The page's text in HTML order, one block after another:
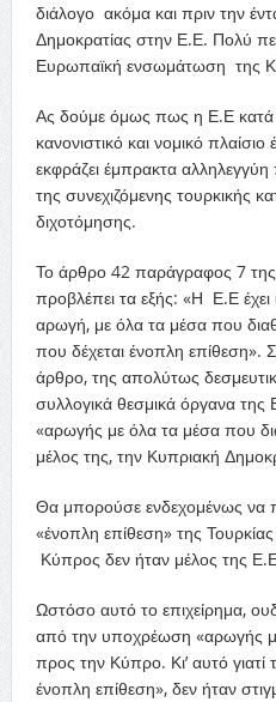
διάλογο ακόμα και πριν την
Δημοκρατίας στην Ε.Ε. Πολύ
Ευρωπαϊκή ενσωμάτωση της
Ας δούμε όμως πως η Ε.Ε κατά
κανονιστικό και νομικό
εκφράζει έμπρακτα
της συνεχιζόμενης τουρκικής
διχοτόμησης.
Το άρθρο 42 παράγραφος 7
προβλέπει τα εξής: «Η Ε.Ε
αρωγή, με όλα τα μέσα που
που δέχεται ένοπλη
άρθρο, της απολύτως
συλλογικά θεσμικά όργανα
«αρωγής με όλα τα μέσα που
μέλος της, την Κυπριακή
Θα μπορούσε ενδεχομένως να
«ένοπλη επίθεση» της
Κύπρος δεν ήταν μέλος της
Ωστόσο αυτό το επιχείρημα,
από την υποχρέωση «αρωγής
προς την Κύπρο. Κι’ αυτό γιατί
ένοπλη επίθεση», δεν ήταν